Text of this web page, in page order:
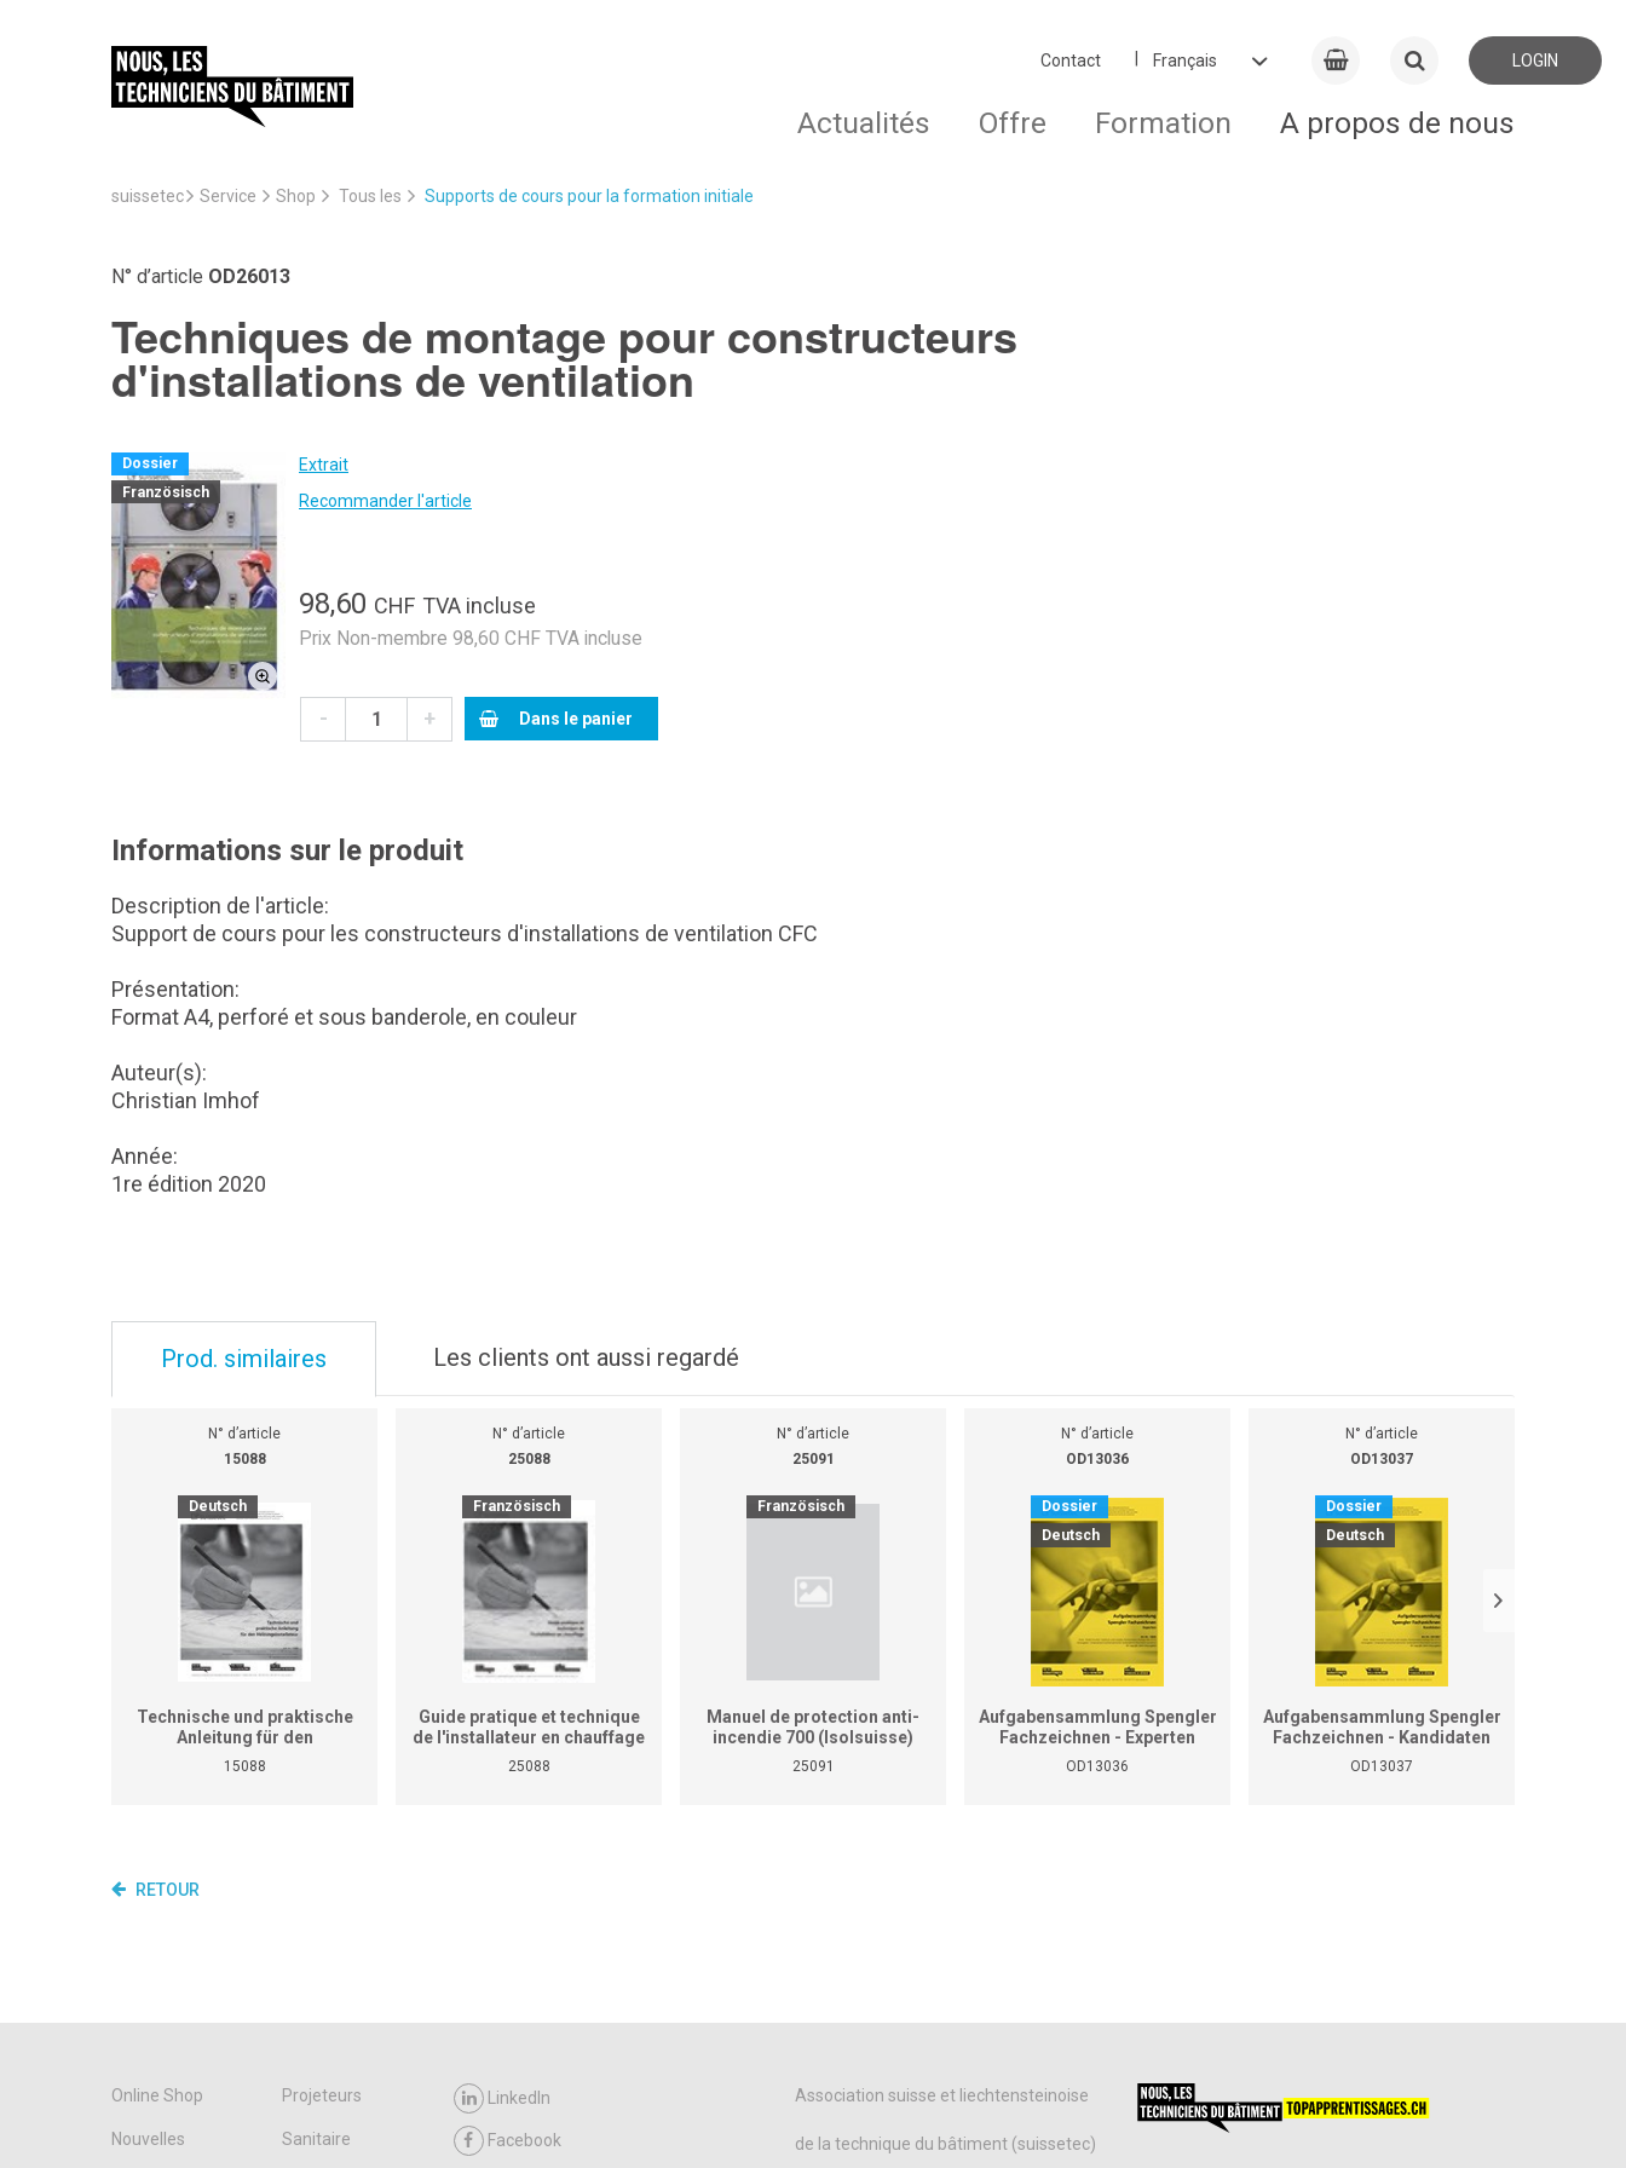
Contact LOGIN
Actualités Offre Formation A propos de nous
suissetec Service Shop Tous les Supports de cours pour la formation initiale
N° d’article OD26013
Techniques de montage pour constructeurs
d'installations de ventilation
Dossier
Französisch
Extrait
Recommander l'article
98,60 CHF TVA incluse
Prix Non-membre 98,60 CHF TVA incluse
- + Dans le panier
Informations sur le produit
Description de l'article:
Support de cours pour les constructeurs d'installations de ventilation CFC
Présentation:
Format A4, perforé et sous banderole, en couleur
Auteur(s):
Christian Imhof
Année:
1re édition 2020
Prod. similaires Les clients ont aussi regardé
N° d’article
15088
Deutsch
Technische und praktische
Anleitung für den
Heizungsinstallateur (ersetzt
15088
N° d’article
25088
Französisch
Guide pratique et technique
de l'installateur en chauffage
(Ne remplace pas le manuel
25088
N° d’article
25091
Französisch
Manuel de protection anti-
incendie 700 (Isolsuisse)
25091
N° d’article
OD13036
Dossier
Deutsch
Aufgabensammlung Spengler
Fachzeichnen - Experten
OD13036
N° d’article
OD13037
Dossier
Deutsch
Aufgabensammlung Spengler
Fachzeichnen - Kandidaten
OD13037
RETOUR
Online Shop Projeteurs
Nouvelles Sanitaire
LinkedIn
Facebook
Association suisse et liechtensteinoise
de la technique du bâtiment (suissetec)